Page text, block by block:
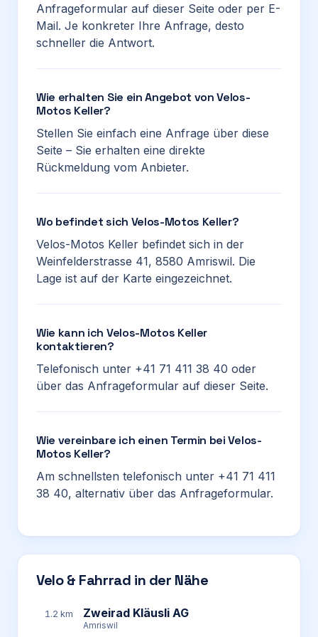
Anfrageformular auf dieser Seite oder per E-
Mail. Je konkreter Ihre Anfrage, desto
schneller die Antwort.
Wie erhalten Sie ein Angebot von Velos-
Motos Keller?
Stellen Sie einfach eine Anfrage über diese
Seite – Sie erhalten eine direkte
Rückmeldung vom Anbieter.
Wo befindet sich Velos-Motos Keller?
Velos-Motos Keller befindet sich in der
Weinfelderstrasse 41, 8580 Amriswil. Die
Lage ist auf der Karte eingezeichnet.
Wie kann ich Velos-Motos Keller
kontaktieren?
Telefonisch unter +41 71 411 38 40 oder
über das Anfrageformular auf dieser Seite.
Wie vereinbare ich einen Termin bei Velos-
Motos Keller?
Am schnellsten telefonisch unter +41 71 411
38 40, alternativ über das Anfrageformular.
Velo & Fahrrad in der Nähe
1.2 km Zweirad Kläusli AG
Amriswil